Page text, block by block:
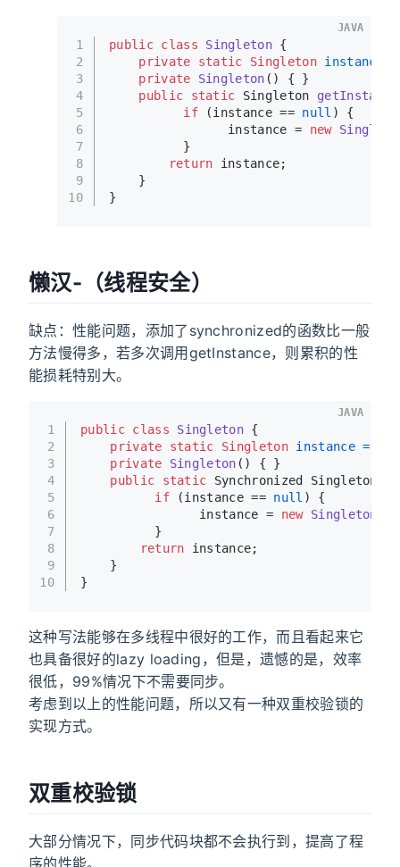
1
2
3
4
5
6
7
8
9
10
public class Singleton {
private
static Singleton instance
private
Singleton ()
{ }
public
static Singleton getInstance
if (instance == null ) {
                instance =
new
          }
return instance;
    }
}
JAVA
懒汉-（线程安全）
缺点：性能问题，添加了synchronized的函数比一般
方法慢得多，若多次调用getInstance，则累积的性
能损耗特别大。
1
2
3
4
5
6
7
8
9
10
public class Singleton {
private
static Singleton instance =
private
Singleton ()
{ }
public
static Synchronized Singleton
if (instance == null ) {
                instance =
new Singleton
          }
return instance;
    }
}
JAVA
这种写法能够在多线程中很好的工作，而且看起来它
也具备很好的lazy loading，但是，遗憾的是，效率
很低，99%情况下不需要同步。
考虑到以上的性能问题，所以又有一种双重校验锁的
实现方式。
双重校验锁
大部分情况下，同步代码块都不会执行到，提高了程
序的性能。